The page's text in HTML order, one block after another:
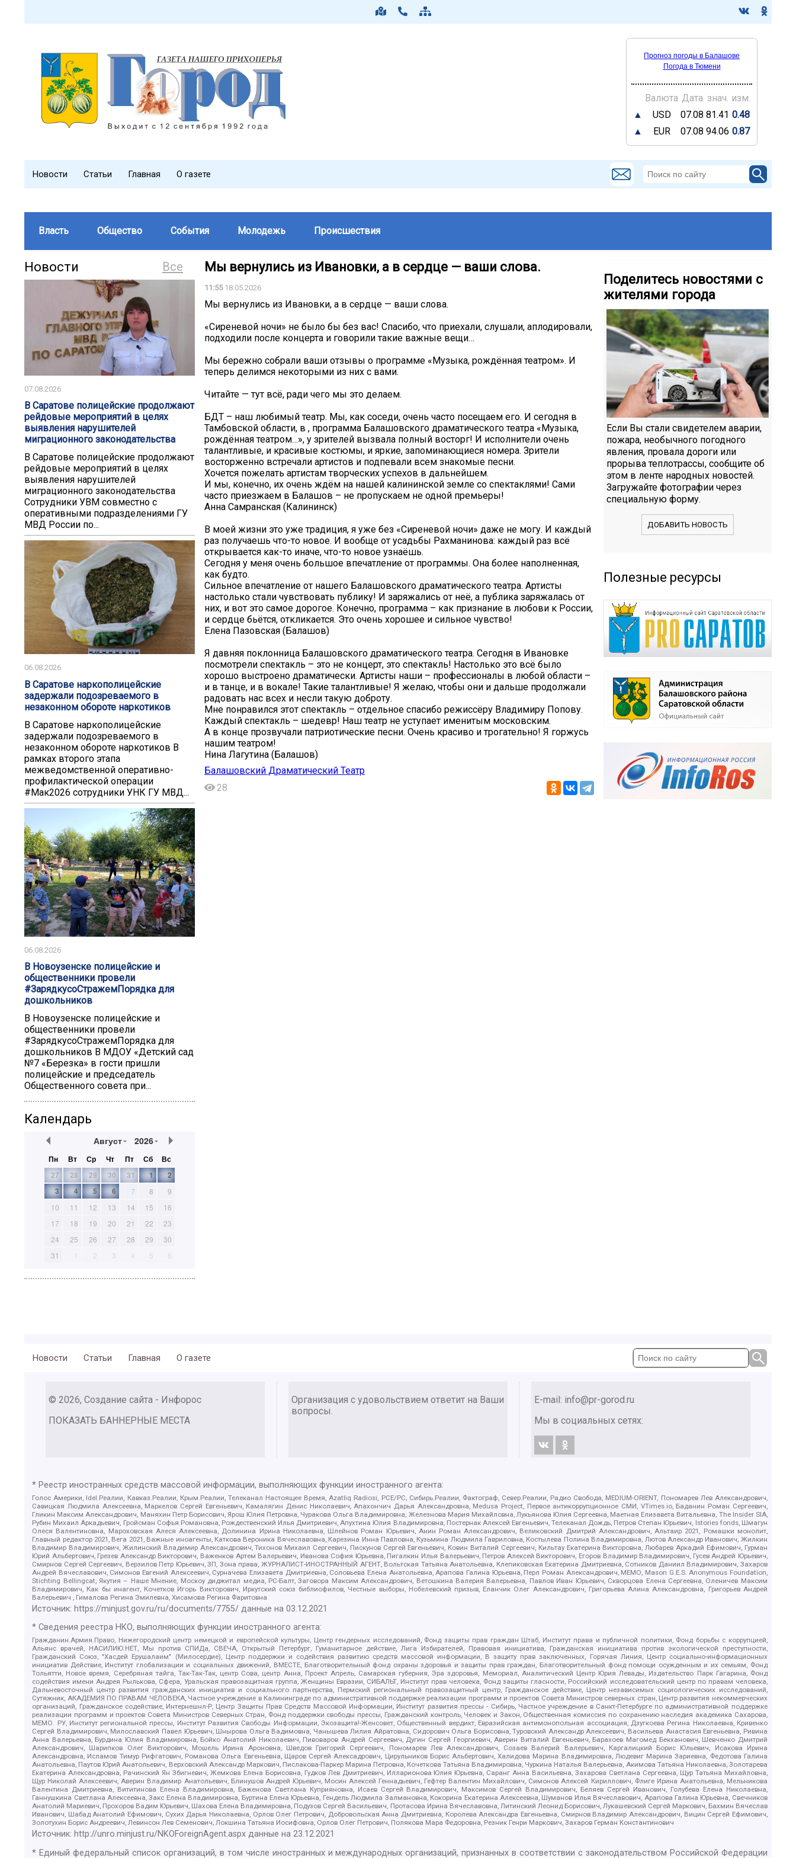
Прогноз погоды в Балашове
Погода в Тюмени
Валюта Дата знач. изм.
▲
USD 07.08 81.41 0.48
▲
EUR 07.08 94.06 0.87
Новости Статьи Главная О газете
Власть Общество События Молодежь Происшествия
Все
Новости
07.08.2026
В Саратове полицейские продолжают
рейдовые мероприятий в целях
выявления нарушителей
миграционного законодательства
В Саратове полицейские продолжают
рейдовые мероприятий в целях
выявления нарушителей
миграционного законодательства
Сотрудники УВМ совместно с
оперативными подразделениями ГУ
МВД России по...
06.08.2026
В Саратове наркополицейские
задержали подозреваемого в
незаконном обороте наркотиков
В Саратове наркополицейские
задержали подозреваемого в
незаконном обороте наркотиков В
рамках второго этапа
межведомственной оперативно-
профилактической операции
#Мак2026 сотрудники УНК ГУ МВД...
06.08.2026
В Новоузенске полицейские и
общественники провели
#ЗарядкусоСтражемПорядка для
дошкольников
В Новоузенске полицейские и
общественники провели
#ЗарядкусоСтражемПорядка для
дошкольников В МДОУ «Детский сад
№7 «Березка» в гости пришли
полицейские и председатель
Общественного совета при...
Календарь
Август 2026
Пн Вт Ср Чт Пт Сб
Вс
27
28 29 30 31 1
2
3
4 5 6 7 8
9
10
11 12 13 14 15
16
17
18 19 20 21 22
23
24
25 26 27 28 29
30
31
1 2 3 4 5 6
Мы вернулись из Ивановки, а в сердце — ваши слова.
11:5518.05.2026
Мы вернулись из Ивановки, а в сердце — ваши слова.
«Сиреневой ночи» не было бы без вас! Спасибо, что приехали, слушали, аплодировали,
подходили после концерта и говорили такие важные вещи…
Мы бережно собрали ваши отзывы о программе «Музыка, рождённая театром». И
теперь делимся некоторыми из них с вами.
Читайте — тут всё, ради чего мы это делаем.
БДТ – наш любимый театр. Мы, как соседи, очень часто посещаем его. И сегодня в
Тамбовской области, в , программа Балашовского драматического театра «Музыка,
рождённая театром…», у зрителей вызвала полный восторг! И исполнители очень
талантливые, и красивые костюмы, и яркие, запоминающиеся номера. Зрители
восторженно встречали артистов и подпевали всем знакомые песни.
Хочется пожелать артистам творческих успехов в дальнейшем.
И мы, конечно, их очень ждём на нашей калининской земле со спектаклями! Сами
часто приезжаем в Балашов – не пропускаем не одной премьеры!
Анна Самранская (Калининск)
В моей жизни это уже традиция, я уже без «Сиреневой ночи» даже не могу. И каждый
раз получаешь что-то новое. И вообще от усадьбы Рахманинова: каждый раз всё
открывается как-то иначе, что-то новое узнаёшь.
Сегодня у меня очень большое впечатление от программы. Она более наполненная,
как будто.
Сильное впечатление от нашего Балашовского драматического театра. Артисты
настолько стали чувствовать публику! И заряжались от неё, а публика заряжалась от
них, и вот это самое дорогое. Конечно, программа – как признание в любови к России,
и сердце бьётся, откликается. Это очень хорошее и сильное чувство!
Елена Пазовская (Балашов)
Я давняя поклонница Балашовского драматического театра. Сегодня в Ивановке
посмотрели спектакль – это не концерт, это спектакль! Настолько это всё было
хорошо выстроено драматически. Артисты наши – профессионалы в любой области –
и в танце, и в вокале! Такие талантливые! Я желаю, чтобы они и дальше продолжали
радовать нас всех и несли такую доброту.
Мне понравился этот спектакль – отдельное спасибо режиссёру Владимиру Попову.
Каждый спектакль – шедевр! Наш театр не уступает именитым московским.
А в конце прозвучали патриотические песни. Очень красиво и трогательно! Я горжусь
нашим театром!
Нина Лагутина (Балашов)
Балашовский Драматический Театр
28
Поделитесь новостями с
жителями города
Если Вы стали свидетелем аварии,
пожара, необычного погодного
явления, провала дороги или
прорыва теплотрассы, сообщите об
этом в ленте народных новостей.
Загружайте фотографии через
специальную форму.
ДОБАВИТЬ НОВОСТЬ
Полезные ресурсы
Новости Статьи Главная О газете
© 2026, Создание сайта - Инфорос
ПОКАЗАТЬ БАННЕРНЫЕ МЕСТА
Организация с удовольствием ответит на Ваши
вопросы.
E-mail: info@pr-gorod.ru
Мы в социальных сетях:
* Реестр иностранных средств массовой информации, выполняющих функции иностранного агента:
Голос Америки, Idel.Реалии, Кавказ.Реалии, Крым.Реалии, Телеканал Настоящее Время, Azatliq Radiosi, PCE/PC, Сибирь.Реалии, Фактограф, Север.Реалии, Радио Свобода, MEDIUM-ORIENT, Пономарев Лев Александрович,
Савицкая Людмила Алексеевна, Маркелов Сергей Евгеньевич, Камалягин Денис Николаевич, Апахончич Дарья Александровна, Medusa Project, Первое антикоррупционное СМИ, VTimes.io, Баданин Роман Сергеевич,
Гликин Максим Александрович, Маняхин Петр Борисович, Ярош Юлия Петровна, Чуракова Ольга Владимировна, Железнова Мария Михайловна, Лукьянова Юлия Сергеевна, Маетная Елизавета Витальевна, The Insider SIA,
Рубин Михаил Аркадьевич, Гройсман Софья Романовна, Рождественский Илья Дмитриевич, Апухтина Юлия Владимировна, Постернак Алексей Евгеньевич, Телеканал Дождь, Петров Степан Юрьевич, Istories fonds, Шмагун
Олеся Валентиновна, Мароховская Алеся Алексеевна, Долинина Ирина Николаевна, Шлейнов Роман Юрьевич, Анин Роман Александрович, Великовский Дмитрий Александрович, Альтаир 2021, Ромашки монолит,
Главный редактор 2021, Вега 2021, Важные иноагенты, Каткова Вероника Вячеславовна, Карезина Инна Павловна, Кузьмина Людмила Гавриловна, Костылева Полина Владимировна, Лютов Александр Иванович, Жилкин
Владимир Владимирович, Жилинский Владимир Александрович, Тихонов Михаил Сергеевич, Пискунов Сергей Евгеньевич, Ковин Виталий Сергеевич, Кильтау Екатерина Викторовна, Любарев Аркадий Ефимович, Гурман
Юрий Альбертович, Грезев Александр Викторович, Важенков Артем Валерьевич, Иванова София Юрьевна, Пигалкин Илья Валерьевич, Петров Алексей Викторович, Егоров Владимир Владимирович, Гусев Андрей Юрьевич,
Смирнов Сергей Сергеевич, Верзилов Петр Юрьевич, ЗП, Зона права, ЖУРНАЛИСТ-ИНОСТРАННЫЙ АГЕНТ, Вольтская Татьяна Анатольевна, Клепиковская Екатерина Дмитриевна, Сотников Даниил Владимирович, Захаров
Андрей Вячеславович, Симонов Евгений Алексеевич, Сурначева Елизавета Дмитриевна, Соловьева Елена Анатольевна, Арапова Галина Юрьевна, Перл Роман Александрович, МЕМО, Mason G.E.S. Anonymous Foundation,
Stichting Bellingcat, Якутия – Наше Мнение, Москоу диджитал медиа, РС-Балт, Заговора Максим Александрович, Ветошкина Валерия Валерьевна, Павлов Иван Юрьевич, Скворцова Елена Сергеевна, Оленичев Максим
Владимирович, Как бы инагент, Кочетков Игорь Викторович, Иркутский союз библиофилов, Честные выборы, Нобелевский призыв, Еланчик Олег Александрович, Григорьева Алина Александровна, Григорьев Андрей
Валерьевич , Гималова Регина Эмилевна, Хисамова Регина Фаритовна
Источник: https://minjust.gov.ru/ru/documents/7755/ данные на03.12.2021
* Сведения реестра НКО, выполняющих функции иностранного агента:
Гражданин.Армия.Право, Нижегородский центр немецкой и европейской культуры, Центр гендерных исследований, Фонд защиты прав граждан Штаб, Институт права и публичной политики, Фонд борьбы с коррупцией,
Альянс врачей, НАСИЛИЮ.НЕТ, Мы против СПИДа, СВЕЧА, Открытый Петербург, Гуманитарное действие, Лига Избирателей, Правовая инициатива, Гражданская инициатива против экологической преступности,
Гражданский Союз, "Хасдей Ерушалаим" (Милосердие), Центр поддержки и содействия развитию средств массовой информации, В защиту прав заключенных, Горячая Линия, Центр социально-информационных
инициатив Действие, Институт глобализации и социальных движений, ВМЕСТЕ, Благотворительный фонд охраны здоровья и защиты прав граждан, Благотворительный фонд помощи осужденным и их семьям, Фонд
Тольятти, Новое время, Серебряная тайга, Так-Так-Так, центр Сова, центр Анна, Проект Апрель, Самарская губерния, Эра здоровья, Мемориал, Аналитический Центр Юрия Левады, Издательство Парк Гагарина, Фонд
содействия имени Андрея Рылькова, Сфера, Уральская правозащитная группа, Женщины Евразии, СИБАЛЬТ, Институт прав человека, Фонд защиты гласности, Российский исследовательский центр по правам человека,
Дальневосточный центр развития гражданских инициатив и социального партнерства, Пермский региональный правозащитный центр, Гражданское действие, Центр независимых социологических исследований,
Сутяжник, АКАДЕМИЯ ПО ПРАВАМ ЧЕЛОВЕКА, Частное учреждение в Калининграде по административной поддержке реализации программ и проектов Совета Министров северных стран, Центр развития некоммерческих
организаций, Гражданское содействие, Интернешнл-Р, Центр Защиты Прав Средств Массовой Информации, Институт развития прессы - Сибирь, Частное учреждение в Санкт-Петербурге по административной поддержке
реализации программ и проектов Совета Министров Северных Стран, Фонд поддержки свободы прессы, Гражданский контроль, Человек и Закон, Общественная комиссия по сохранению наследия академика Сахарова,
МЕМО. РУ, Институт региональной прессы, Институт Развития Свободы Информации, Экозащита!-Женсовет, Общественный вердикт, Евразийская антимонопольная ассоциация, Дзугкоева Регина Николаевна, Кривенко
Сергей Владимирович, Милославский Павел Юрьевич, Шнырова Ольга Вадимовна, Чанышева Лилия Айратовна, Сидорович Ольга Борисовна, Туровский Александр Алексеевич, Васильева Анастасия Евгеньевна, Ривина
Анна Валерьевна, Бурдина Юлия Владимировна, Бойко Анатолий Николаевич, Пивоваров Андрей Сергеевич, Дугин Сергей Георгиевич, Аверин Виталий Евгеньевич, Барахоев Магомед Бекханович, Шевченко Дмитрий
Александрович, Шарипков Олег Викторович, Мошель Ирина Ароновна, Шведов Григорий Сергеевич, Пономарев Лев Александрович, Созаев Валерий Валерьевич, Каргалицкий Борис Юльевич, Исакова Ирина
Александровна, Исламов Тимур Рифгатович, Романова Ольга Евгеньевна, Щаров Сергей Алексадрович, Цирульников Борис Альбертович, Халидова Марина Владимировна, Людевиг Марина Зариевна, Федотова Галина
Анатольевна, Паутов Юрий Анатольевич, Верховский Александр Маркович, Пислакова-Паркер Марина Петровна, Кочеткова Татьяна Владимировна, Чуркина Наталья Валерьевна, Акимова Татьяна Николаевна, Золотарева
Екатерина Александровна, Рачинский Ян Збигневич, Жемкова Елена Борисовна, Гудков Лев Дмитриевич, Илларионова Юлия Юрьевна, Саранг Анна Васильевна, Захарова Светлана Сергеевна, Щур Татьяна Михайловна,
Щур Николай Алексеевич, Аверин Владимир Анатольевич, Блинушов Андрей Юрьевич, Мосин Алексей Геннадьевич, Гефтер Валентин Михайлович, Симонов Алексей Кириллович, Флиге Ирина Анатольевна, Мельникова
Валентина Дмитриевна, Вититинова Елена Владимировна, Баженова Светлана Куприяновна, Исаев Сергей Владимирович, Максимов Сергей Владимирович, Беляев Сергей Иванович, Голубева Елена Николаевна,
Ганнушкина Светлана Алексеевна, Закс Елена Владимировна, Буртина Елена Юрьевна, Гендель Людмила Залмановна, Кокорина Екатерина Алексеевна, Шуманов Илья Вячеславович, Арапова Галина Юрьевна, Свечников
Анатолий Мариевич, Прохоров Вадим Юрьевич, Шахова Елена Владимировна, Подузов Сергей Васильевич, Протасова Ирина Вячеславовна, Литинский Леонид Борисович, Лукашевский Сергей Маркович, Бахмин Вячеслав
Иванович, Шабад Анатолий Ефимович, Сухих Дарья Николаевна, Орлов Олег Петрович, Добровольская Анна Дмитриевна, Королева Александра Евгеньевна, Смирнов Владимир Александрович, Вицин Сергей Ефимович,
Золотухин Борис Андреевич, Левинсон Лев Семенович, Локшина Татьяна Иосифовна, Орлов Олег Петрович, Полякова Мара Федоровна, Резник Генри Маркович, Захаров Герман Константинович
Источник: http://unro.minjust.ru/NKOForeignAgent.aspx данные на23.12.2021
* Единый федеральный список организаций, в том числе иностранных и международных организаций, признанных в соответствии с законодательством Российской Федерации